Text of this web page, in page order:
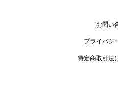
お問い
プライバシ
特定商取引法